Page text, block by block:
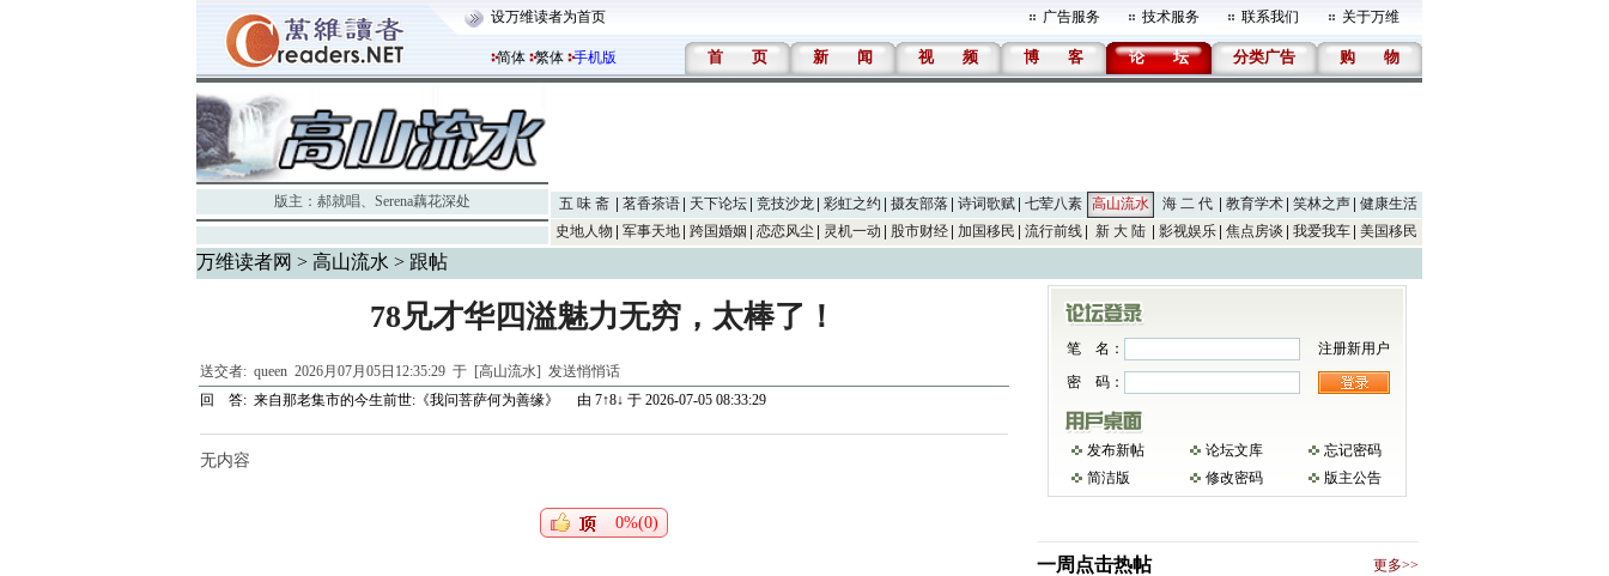
设万维读者为首页 广告服务 技术服务 联系我们 关于万维
简体 繁体 手机版 首 页 新 闻 视 频 博 客 论 坛 分类广告 购 物
版主： 郝就唱、 Serena藕花深处 五 味 斋 茗香茶语 天下论坛 竞技沙龙 彩虹之约 摄友部落 诗词歌赋 七荤八素 高山流水 海 二 代 教育学术 笑林之声
健康生活
史地人物
军事天地 跨国婚姻 恋恋风尘 灵机一动 股市财经 加国移民 流行前线 新 大 陆 影视娱乐 焦点房谈 我爱我车 美国移民
万维读者网 > 高山流水 > 跟帖
78兄才华四溢魅力无穷，太棒了！
送交者: queen2026月07月05日12:35:29 于 [高山流水] 发送悄悄话
回 答: 来自那老集市的今生前世:《我问菩萨何为善缘》 由 7↑8↓ 于 2026-07-05 08:33:29
无内容
0%(0)
笔 名：
注册新用户
密 码：
发布新帖 论坛文库
忘记密码
简洁版
修改密码 版主公告
一周点击热帖 更多>>